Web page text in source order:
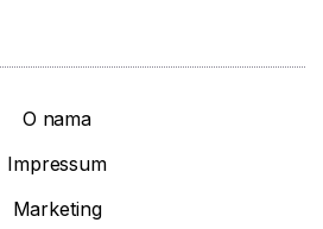
O nama
Impressum
Marketing